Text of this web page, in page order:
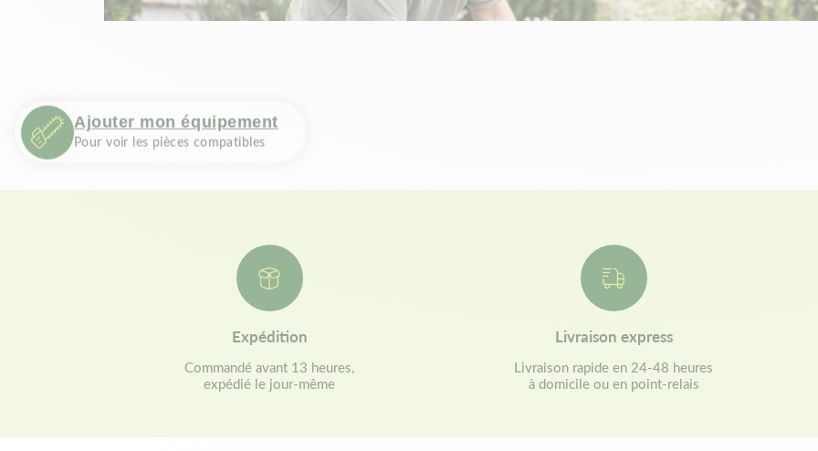
Ajouter mon équipement
Pour voir les pièces compatibles
Expédition
Commandé avant 13 heures,
expédié le jour-même
Livraison express
Livraison rapide en 24-48 heures
à domicile ou en point-relais